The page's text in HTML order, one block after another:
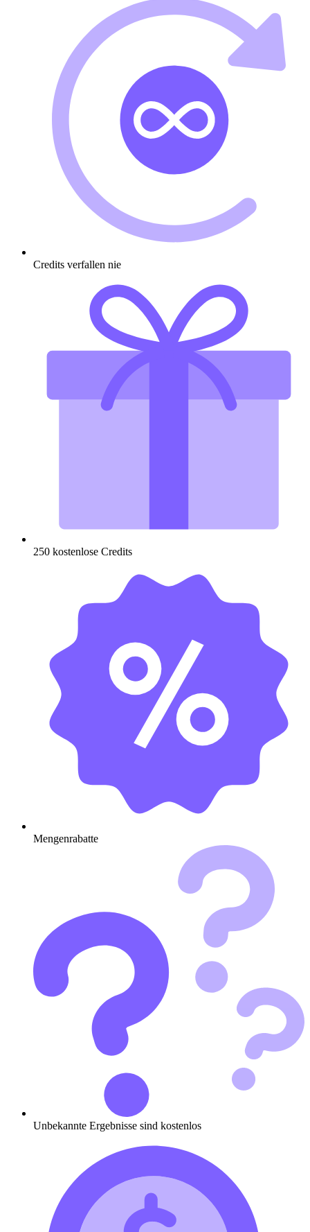
Credits verfallen nie
250 kostenlose Credits
Mengenrabatte
Unbekannte Ergebnisse sind kostenlos